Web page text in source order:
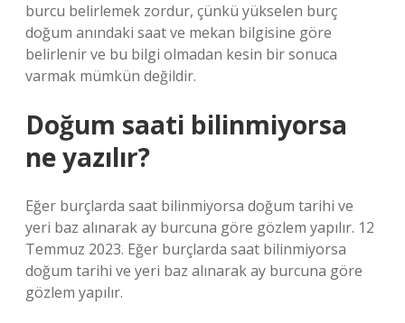
burcu belirlemek zordur, çünkü yükselen burç
doğum anındaki saat ve mekan bilgisine göre
belirlenir ve bu bilgi olmadan kesin bir sonuca
varmak mümkün değildir.
Doğum saati bilinmiyorsa
ne yazılır?
Eğer burçlarda saat bilinmiyorsa doğum tarihi ve
yeri baz alınarak ay burcuna göre gözlem yapılır. 12
Temmuz 2023. Eğer burçlarda saat bilinmiyorsa
doğum tarihi ve yeri baz alınarak ay burcuna göre
gözlem yapılır.